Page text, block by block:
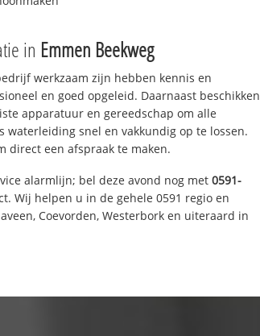
in Emmen Beekweg
werkzaam zijn hebben kennis en
en goed opgeleid. Daarnaast beschikken
apparatuur en gereedschap om alle
waterleiding snel en vakkundig op te lossen.
direct een afspraak te maken.
alarmlijn; bel deze avond nog met 0591-
Wij helpen u in de gehele 0591 regio en
Coevorden, Westerbork en uiteraard in